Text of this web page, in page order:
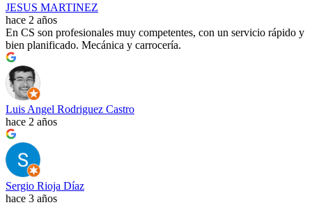
JESUS MARTINEZ
hace 2 años
En CS son profesionales muy competentes, con un servicio rápido y
bien planificado. Mecánica y carrocería.
Luis Angel Rodriguez Castro
hace 2 años
Sergio Rioja Díaz
hace 3 años